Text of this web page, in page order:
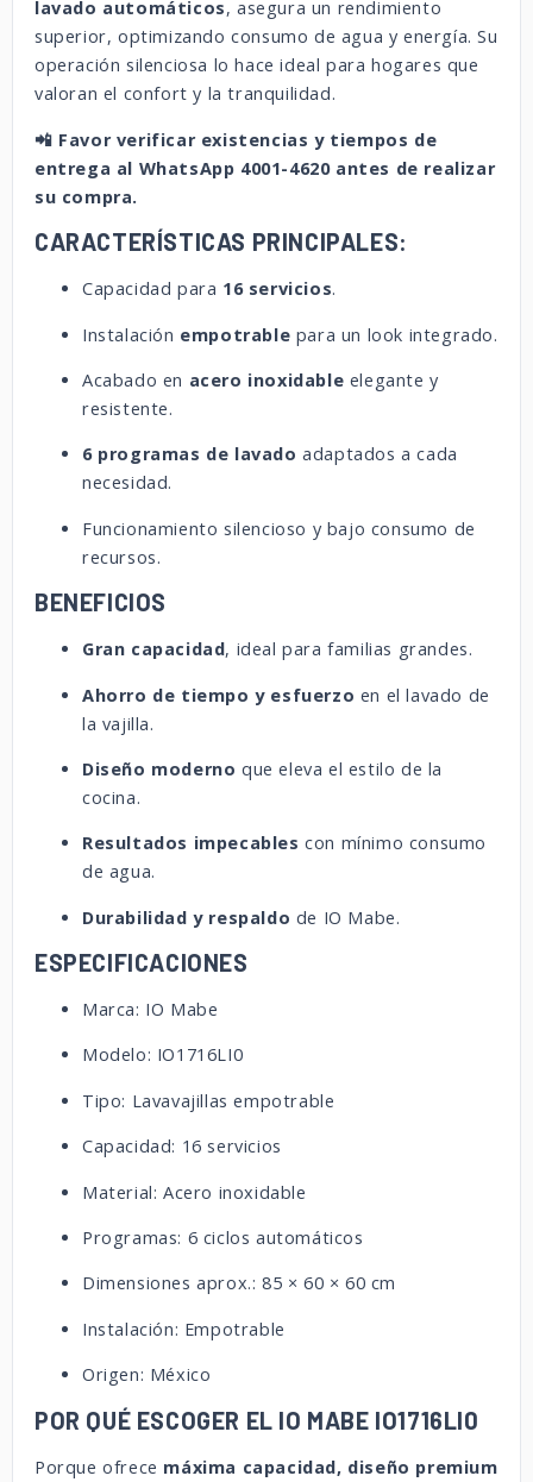
lavado automáticos, asegura un rendimiento
superior, optimizando consumo de agua y energía. Su
operación silenciosa lo hace ideal para hogares que
valoran el confort y la tranquilidad.
📲 Favor verificar existencias y tiempos de
entrega al WhatsApp 4001-4620 antes de realizar
su compra.
CARACTERÍSTICAS PRINCIPALES:
Capacidad para 16 servicios.
Instalación empotrable para un look integrado.
Acabado en acero inoxidable elegante y
resistente.
6 programas de lavado adaptados a cada
necesidad.
Funcionamiento silencioso y bajo consumo de
recursos.
BENEFICIOS
Gran capacidad, ideal para familias grandes.
Ahorro de tiempo y esfuerzo en el lavado de
la vajilla.
Diseño moderno que eleva el estilo de la
cocina.
Resultados impecables con mínimo consumo
de agua.
Durabilidad y respaldo de IO Mabe.
ESPECIFICACIONES
Marca: IO Mabe
Modelo: IO1716LI0
Tipo: Lavavajillas empotrable
Capacidad: 16 servicios
Material: Acero inoxidable
Programas: 6 ciclos automáticos
Dimensiones aprox.: 85 × 60 × 60 cm
Instalación: Empotrable
Origen: México
POR QUÉ ESCOGER EL IO MABE IO1716LI0
Porque ofrece máxima capacidad, diseño premium